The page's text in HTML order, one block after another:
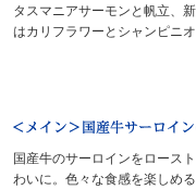
タスマニアサーモンと帆立、
はカリフラワーとシャンピニ
国産牛のサーロインをロース
わいに。色々な食感を楽しめる